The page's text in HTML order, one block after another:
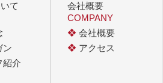
て
ン
紹介
会社概要
COMPANY
❖ 会社概要
❖ アクセス